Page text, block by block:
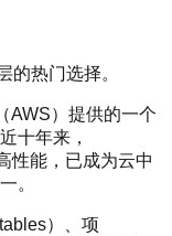
的热门选择。
AWS）提供的一个
十年来，
性能，已成为云中
。
）、项